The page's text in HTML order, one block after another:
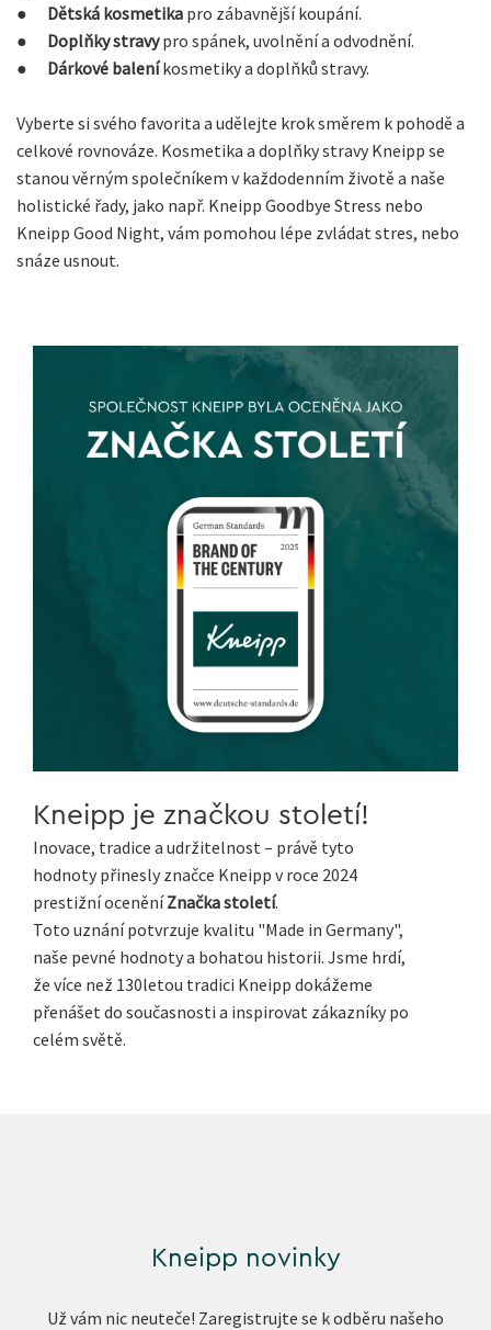
● Dětská kosmetika pro zábavnější koupání.
● Doplňky stravypro spánek, uvolnění a odvodnění.
● Dárkové baleníkosmetiky a doplňků stravy.
Vyberte si svého favorita a udělejte krok směrem k pohodě a
celkové rovnováze. Kosmetika a doplňky stravy Kneipp se
stanou věrným společníkem v každodenním životě a naše
holistické řady, jako např. Kneipp Goodbye Stress nebo
Kneipp Good Night, vám pomohou lépe zvládat stres, nebo
snáze usnout.
Kneipp je značkou století!
Inovace, tradice a udržitelnost – právě tyto
hodnoty přinesly značce Kneipp v roce 2024
prestižní oceněníZnačka století.
Toto uznání potvrzuje kvalitu "Made in Germany",
naše pevné hodnoty a bohatou historii. Jsme hrdí,
že více než 130letou tradici Kneipp dokážeme
přenášet do současnosti a inspirovat zákazníky po
celém světě.
Kneipp novinky
Už vám nic neuteče! Zaregistrujte se k odběru našeho